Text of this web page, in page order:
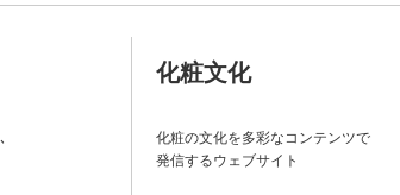
化粧文化
化粧の文化を多彩なコンテンツで
発信するウェブサイト